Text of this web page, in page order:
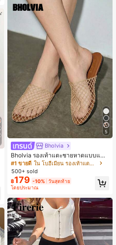
5
Bholvia
Bholvia รองเท้าแตะชายหาดแบบแบน
สบาย ๆ ลายฉลุมาใหม่สำหรับผู้หญิง
#1 ขายดี
ใน โบฮีเมียน รองเท้าแตะผู้หญิง
500+ sold
฿179 -10% วันสุดท้าย
โดยประมาณ